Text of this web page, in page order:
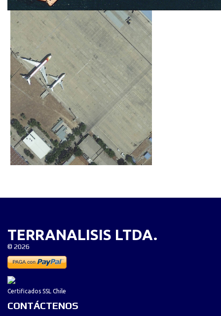
TERRANALISIS LTDA.
© 2026
Certificados SSL Chile
CONTÁCTENOS